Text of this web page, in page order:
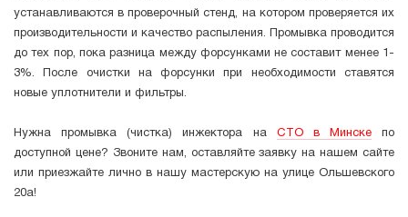
устанавливаются в проверочный стенд, на котором проверяется их
производительности и качество распыления. Промывка проводится
до тех пор, пока разница между форсунками не составит менее 1-
3%. После очистки на форсунки при необходимости ставятся
новые уплотнители и фильтры.
Нужна промывка (чистка) инжектора на СТО в Минскепо
доступной цене? Звоните нам, оставляйте заявку на нашем сайте
или приезжайте лично в нашу мастерскую на улице Ольшевского
20а!